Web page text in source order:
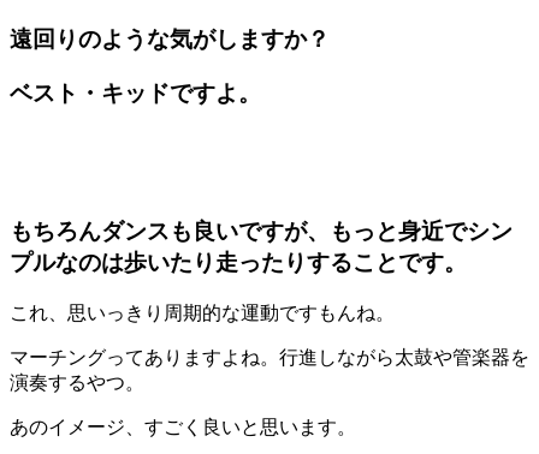
遠回りのような気がしますか？
ベスト・キッドですよ。
もちろんダンスも良いですが、もっと身近でシン
プルなのは歩いたり走ったりすることです。
これ、思いっきり周期的な運動ですもんね。
マーチングってありますよね。行進しながら太鼓や管楽器を
演奏するやつ。
あのイメージ、すごく良いと思います。